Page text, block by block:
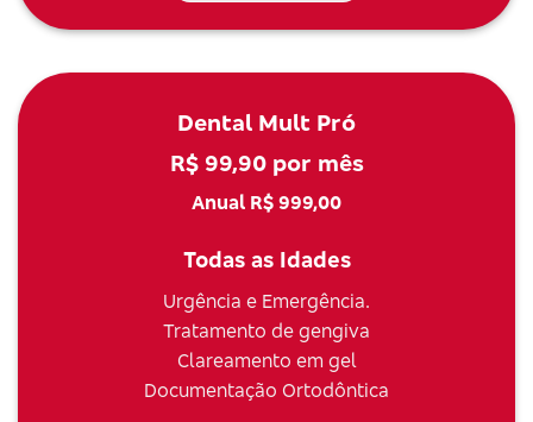
Dental Mult Pró
R$ 99,90 por mês
Anual R$ 999,00
Todas as Idades
Urgência e Emergência.
Tratamento de gengiva
Clareamento em gel
Documentação Ortodôntica